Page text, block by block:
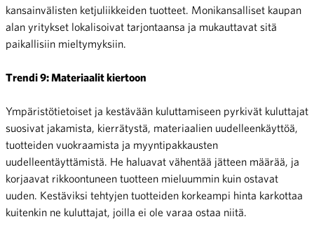
kansainvälisten ketjuliikkeiden tuotteet. Monikansalliset kaupan
alan yritykset lokalisoivat tarjontaansa ja mukauttavat sitä
paikallisiin mieltymyksiin.
Trendi 9: Materiaalit kiertoon
Ympäristötietoiset ja kestävään kuluttamiseen pyrkivät kuluttajat
suosivat jakamista, kierrätystä, materiaalien uudelleenkäyttöä,
tuotteiden vuokraamista ja myyntipakkausten
uudelleentäyttämistä. He haluavat vähentää jätteen määrää, ja
korjaavat rikkoontuneen tuotteen mieluummin kuin ostavat
uuden. Kestäviksi tehtyjen tuotteiden korkeampi hinta karkottaa
kuitenkin ne kuluttajat, joilla ei ole varaa ostaa niitä.